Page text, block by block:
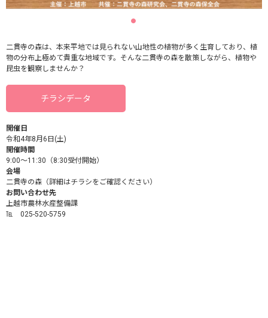
二貫寺の森は、本来平地では見られない山地性の植物が多く生育しており、植
物の分布上極めて貴重な地域です。そんな二貫寺の森を散策しながら、植物や
昆虫を観察しませんか？
チラシデータ
開催日
令和4年8月6日(土)
開催時間
9:00～11:30（8:30受付開始）
会場
二貫寺の森（詳細はチラシをご確認ください）
お問い合わせ先
上越市農林水産整備課
℡ 025-520-5759